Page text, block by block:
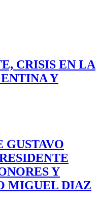
CRISIS EN LA
Y
Y
MIGUEL DIAZ